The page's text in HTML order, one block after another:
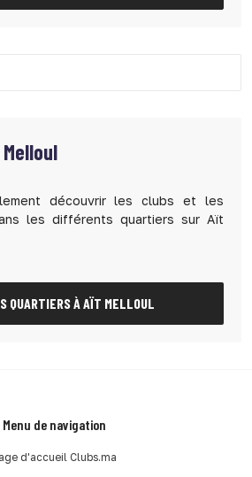
découvrir les clubs et les
les différents quartiers sur Aït
QUARTIERS À AÏT MELLOUL
Menu de navigation
d'accueil Clubs.ma